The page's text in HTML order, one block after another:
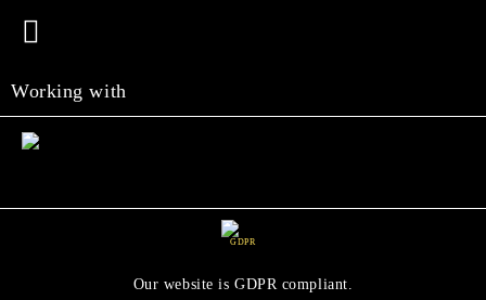
Working with
GDPR
Our website is GDPR compliant.